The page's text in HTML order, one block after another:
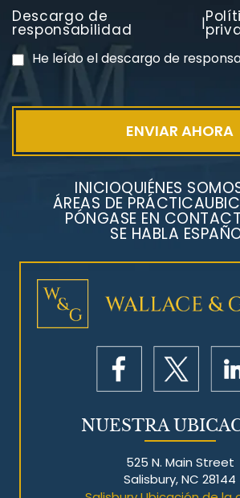
PVC Cloruro de
Exposición
Descargo de
responsabilidad |
He leído el descargo de
INICIOQUIÉNES
ÁREAS DE PRÁCTICA
PÓNGASE EN
SE HABLA
NUESTRA
525 N. Main Street
Salisbury, NC 28144